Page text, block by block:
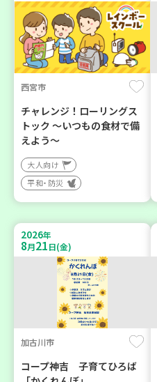
西宮市
チャレンジ！ローリングス
トック ～いつもの食材で備
えよう～
大人向け
平和・防災
2026年
8月21日(金)
加古川市
コープ神吉 子育てひろば